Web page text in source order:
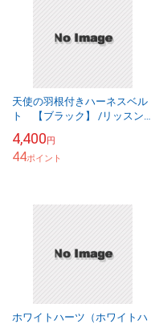
天使の羽根付きハーネスベル
ト 【ブラック】 /リッスン
4,400円
44ポイント
ホワイトハーツ（ホワイトハ